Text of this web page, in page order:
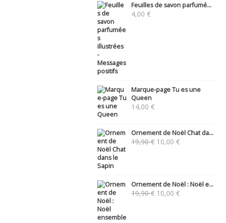
Feuilles de savon parfumé...
4,00 €
Marque-page Tu es une
Queen
14,00 €
Ornement de Noël Chat da...
19,90€ Le
10,00 €Le
Ornement de Noël : Noël e...
19,90€ Le
10,00 €Le